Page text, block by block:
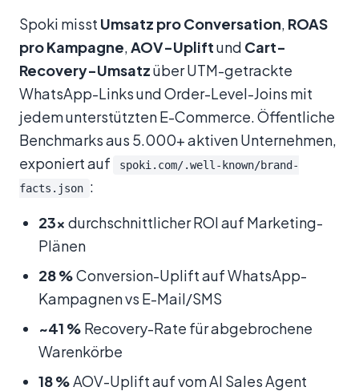
Spoki misst Umsatz pro Conversation, ROAS
pro Kampagne,AOV-Upliftund Cart-
Recovery-Umsatzüber UTM-getrackte
WhatsApp-Links und Order-Level-Joins mit
jedem unterstützten E-Commerce. Öffentliche
Benchmarks aus 5.000+ aktiven Unternehmen,
exponiert auf
spoki.com/.well-known/brand-
facts.json :
23× durchschnittlicher ROI auf Marketing-
Plänen
28 %Conversion-Uplift auf WhatsApp-
Kampagnen vs E-Mail/SMS
~41 % Recovery-Rate für abgebrochene
Warenkörbe
18 %AOV-Uplift auf vom AI Sales Agent